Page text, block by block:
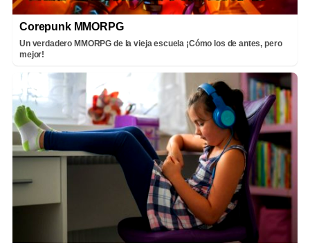
Corepunk MMORPG
Un verdadero MMORPG de la vieja escuela ¡Cómo los de antes, pero
mejor!